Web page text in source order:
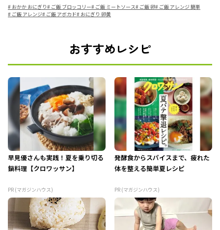
# おかか おにぎり# ご飯 ブロッコリー# ご飯 ミートソース# ご飯 卵# ご飯 アレンジ 簡単
# ご飯 アレンジ# ご飯 アボカド# おにぎり 卵黄
おすすめレシピ
早見優さんも実践！夏を乗り切る
鍋料理【クロワッサン】
PR (マガジンハウス)
発酵食からスパイスまで、疲れた
体を整える簡単夏レシピ
PR (マガジンハウス)